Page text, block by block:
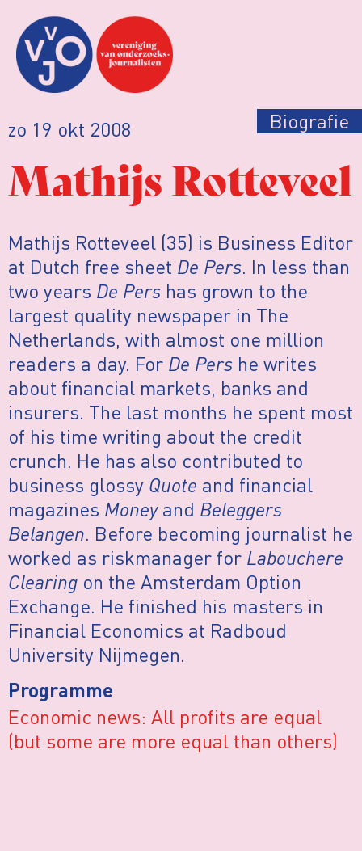
zo 19 okt 2008 Biografie
Mathijs Rotteveel
Mathijs Rotteveel (35) is Business Editor
at Dutch free sheet De Pers. In less than
two years De Pers has grown to the
largest quality newspaper in The
Netherlands, with almost one million
readers a day. For De Pers he writes
about financial markets, banks and
insurers. The last months he spent most
of his time writing about the credit
crunch. He has also contributed to
business glossy Quote and financial
magazines Moneyand Beleggers
Belangen. Before becoming journalist he
worked as riskmanager for Labouchere
Clearing on the Amsterdam Option
Exchange. He finished his masters in
Financial Economics at Radboud
University Nijmegen.
Programme
Economic news: All profits are equal
(but some are more equal than others)